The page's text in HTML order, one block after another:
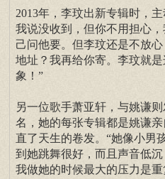
2013年，李玟出新专辑时，
我说没收到，但你不用担心
己问他要。但李玟还是不放
地址？我再给你寄。李玟就
象！”
另一位歌手萧亚轩，与姚谦
名，她的每张专辑都是姚谦
直了天生的卷发。“她像小男
到她跳舞很好，而且声音低
我做她的时候最大的压力是